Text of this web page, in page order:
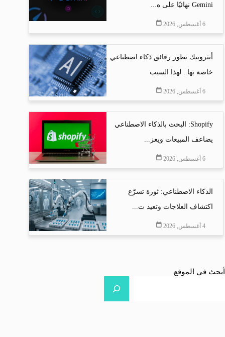
Gemini نهائيًا على ه...
6 أغسطس, 2026
أنثروبيك تطور رقائق ذكاء اصطناعي
خاصة بها.. لهذا السبب
6 أغسطس, 2026
Shopify: البحث بالذكاء الاصطناعي
يضاعف المبيعات ويعز...
6 أغسطس, 2026
الذكاء الاصطناعي: ثورة تسرّع
اكتشاف العلاجات وتعيد ت...
4 أغسطس, 2026
أبحث في الموقع